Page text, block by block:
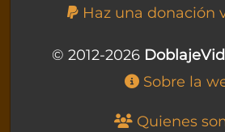
Haz una donación
© 2012-2026
Sobre la
Quienes